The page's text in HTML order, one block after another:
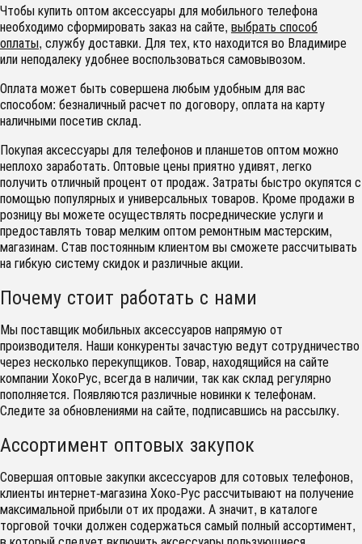
Чтобы купить оптом аксессуары для мобильного телефона
необходимо сформировать заказ на сайте, выбрать способ
оплаты, службу доставки. Для тех, кто находится во Владимире
или неподалеку удобнее воспользоваться самовывозом.
Оплата может быть совершена любым удобным для вас
способом: безналичный расчет по договору, оплата на карту
наличными посетив склад.
Покупая аксессуары для телефонов и планшетов оптом можно
неплохо заработать. Оптовые цены приятно удивят, легко
получить отличный процент от продаж. Затраты быстро окупятся с
помощью популярных и универсальных товаров. Кроме продажи в
розницу вы можете осуществлять посреднические услуги и
предоставлять товар мелким оптом ремонтным мастерским,
магазинам. Став постоянным клиентом вы сможете рассчитывать
на гибкую систему скидок и различные акции.
Почему стоит работать с нами
Мы поставщик мобильных аксессуаров напрямую от
производителя. Наши конкуренты зачастую ведут сотрудничество
через несколько перекупщиков. Товар, находящийся на сайте
компании ХокоРус, всегда в наличии, так как склад регулярно
пополняется. Появляются различные новинки к телефонам.
Следите за обновлениями на сайте, подписавшись на рассылку.
Ассортимент оптовых закупок
Совершая оптовые закупки аксессуаров для сотовых телефонов,
клиенты интернет-магазина Хоко-Рус рассчитывают на получение
максимальной прибыли от их продажи. А значит, в каталоге
торговой точки должен содержаться самый полный ассортимент,